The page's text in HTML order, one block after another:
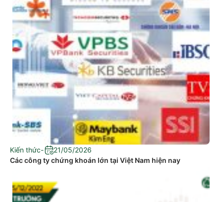
Kiến thức-
21/05/2026
Các công ty chứng khoán lớn tại Việt Nam hiện nay